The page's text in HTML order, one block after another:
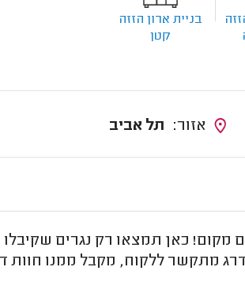
בניית ארון הזזה
קטן
תל אביב
מקום! כאן תמצאו רק נגרים
מתקשר ללקוח, מקבל ממנו חוות